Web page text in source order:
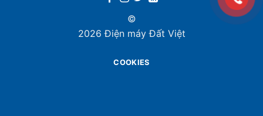
©
2026 Điện máy Đất Việt
COOKIES